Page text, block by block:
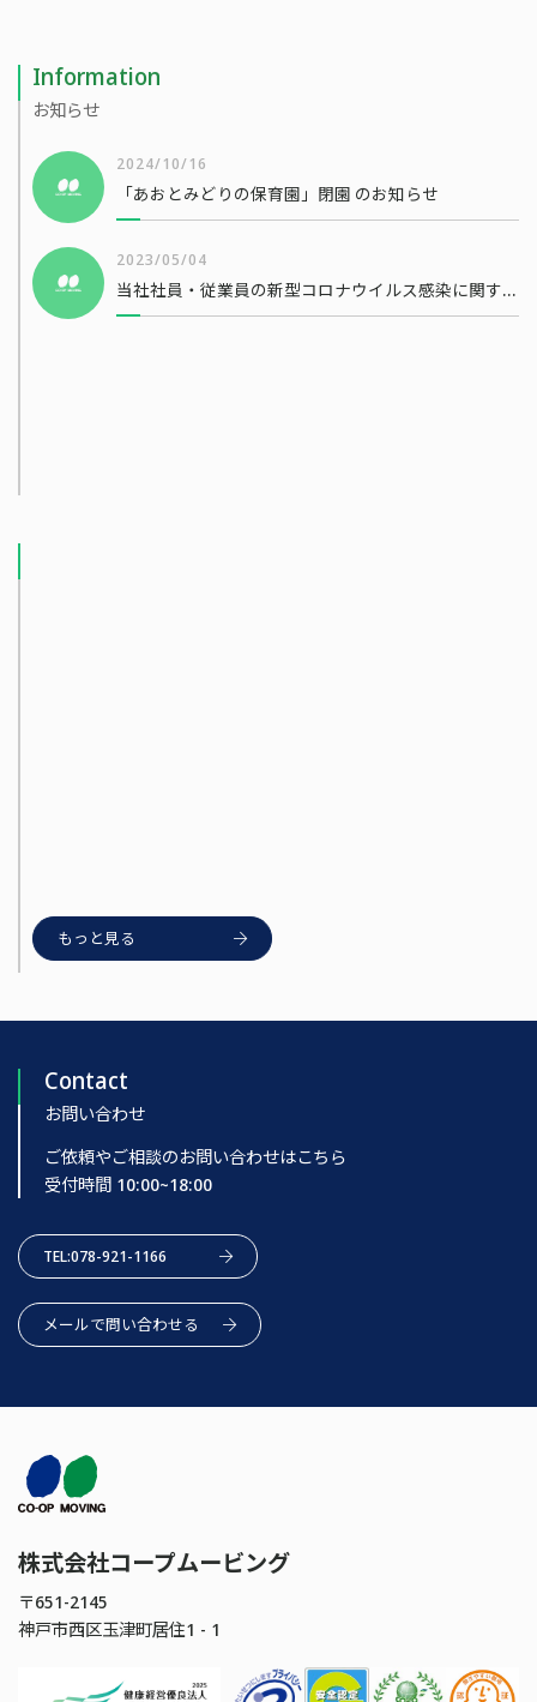
Information
お知らせ
2024/10/16
「あおとみどりの保育園」閉園 のお知らせ
2023/05/04
当社社員・従業員の新型コロナウイルス感染に関するお知らせ
もっと見る
Contact
お問い合わせ
ご依頼やご相談のお問い合わせはこちら
受付時間 10:00~18:00
TEL:078-921-1166
メールで問い合わせる
株式会社コープムービング
〒651-2145
神戸市西区玉津町居住1 - 1